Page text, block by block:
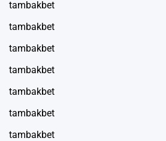
tambakbet
tambakbet
tambakbet
tambakbet
tambakbet
tambakbet
tambakbet